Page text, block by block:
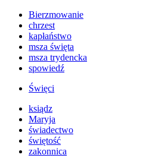
Bierzmowanie
chrzest
kapłaństwo
msza święta
msza trydencka
spowiedź
Święci
ksiądz
Maryja
świadectwo
świętość
zakonnica